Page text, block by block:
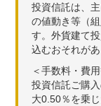
投資信託は、
の値動き等（
す。外貨建て
込むおそれが
＜手数料・費
投資信託ご購
大0.50％を乗